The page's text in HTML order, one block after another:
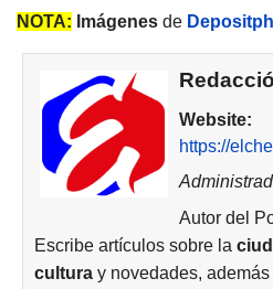
NOTA: Imágenes de
Website:
https://
Autor del
Escribe artículos sobre la
cultura y novedades,